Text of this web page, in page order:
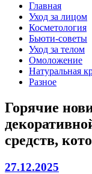
Главная
Уход за лицом
Косметология
Бьюти-советы
Уход за телом
Омоложение
Натуральная
Разное
Горячие
средств,
27.12.2025